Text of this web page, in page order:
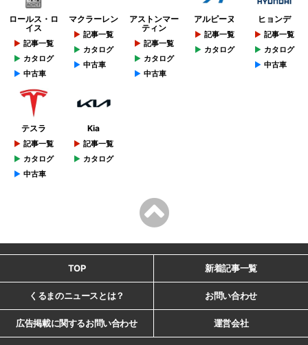
ロールス・ロ
イス
記事一覧
カタログ
中古車
マクラーレン
記事一覧
カタログ
中古車
アストンマー
ティン
記事一覧
カタログ
中古車
アルピーヌ
記事一覧
カタログ
ヒョンデ
記事一覧
カタログ
中古車
テスラ
記事一覧
カタログ
中古車
Kia
記事一覧
カタログ
TOP 新着記事一覧
くるまのニュースとは？ お問い合わせ
広告掲載に関するお問い合わせ 運営会社